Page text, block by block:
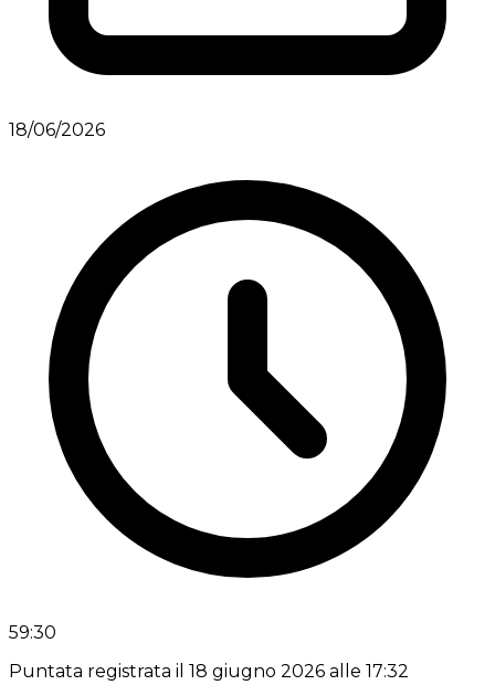
18/06/2026
59:30
Puntata registrata il 18 giugno 2026 alle 17:32